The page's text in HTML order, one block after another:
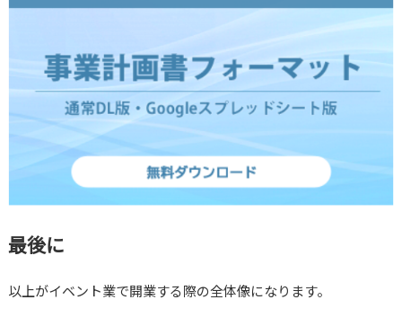
最後に
以上がイベント業で開業する際の全体像になります。